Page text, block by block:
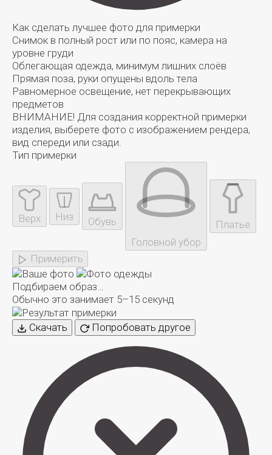
Как сделать лучшее фото для примерки
Снимок в полный рост или по пояс, камера на
уровне груди
Облегающая одежда, минимум лишних слоёв
Прямая поза, руки опущены вдоль тела
Равномерное освещение, нет перекрывающих
предметов
ВНИМАНИЕ! Для создания корректной примерки
изделия, выберете фото с изображением рендера,
вид спереди или сзади.
Тип примерки
Верх Низ
Обувь
Головной убор
Платье
Примерить
Подбираем образ…
Обычно это занимает 5–15 секунд
Скачать Попробовать другое